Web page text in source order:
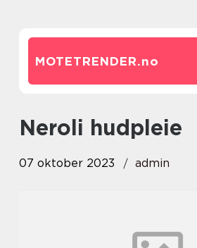
MOTETRENDER.no
neroli hudpleie
07 oktober 2023 admin